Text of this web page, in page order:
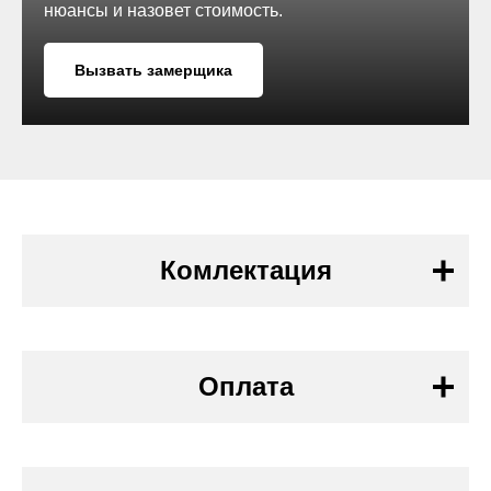
нюансы и назовет стоимость.
Вызвать замерщика
Комлектация
Оплата